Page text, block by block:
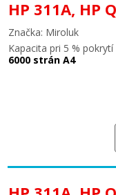
HP 311A, HP
Značka: Miroluk
Kapacita pri 5 % pokrytí
6000 strán A4